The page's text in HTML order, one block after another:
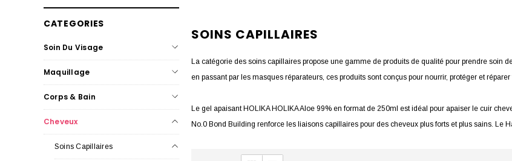
CATEGORIES
Soin Du Visage
Maquillage
Corps & Bain
Cheveux
Soins Capillaires
SOINS CAPILLAIRES
La catégorie des soins capillaires propose une gamme de produits de qualité pour prendre soin
en passant par les masques réparateurs, ces produits sont conçus pour nourrir, protéger et
Le gel apaisant HOLIKA HOLIKA Aloe 99% en format de 250ml est idéal pour apaiser le cuir
No.0 Bond Building renforce les liaisons capillaires pour des cheveux plus forts et plus sains. Le